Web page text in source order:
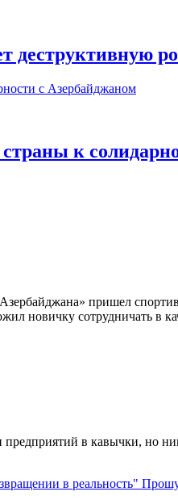
деструктивную
к
пришел
новичку сотрудничать в
в кавычки, но